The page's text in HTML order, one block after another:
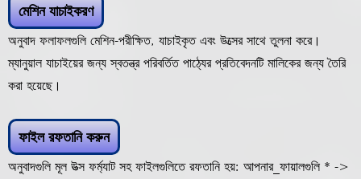
মেশিন যাচাইকরণ
অনুবাদ ফলাফলগুলি মেশিন-পরীক্ষিত, যাচাইকৃত এবং উত্সের সাথে তুলনা করে।
ম্যানুয়াল যাচাইয়ের জন্য স্বতন্ত্র পরিবর্তিত পাঠ্যের প্রতিবেদনটি মালিকের জন্য তৈরি
করা হয়েছে।
ফাইল রফতানি করুন
অনুবাদগুলি মূল উত্স ফর্ম্যাট সহ ফাইলগুলিতে রফতানি হয়: আপনার_ফায়ালগুলি * ->